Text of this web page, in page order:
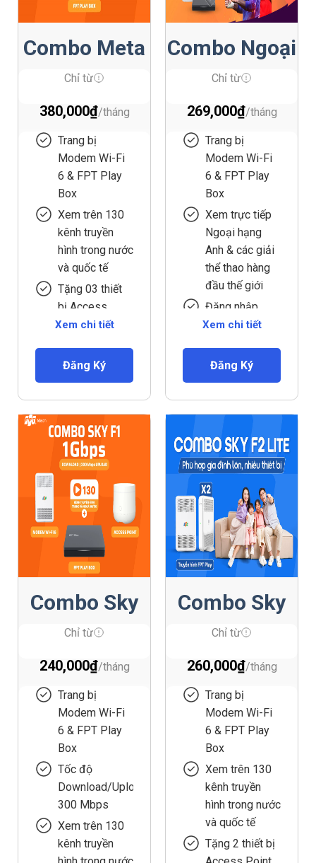
Combo Meta
F3
Chỉ từ
380,000₫
Trang bị
Modem Wi-Fi
6 & FPT Play
Box
Xem trên 130
kênh truyền
hình trong nước
và quốc tế
Tặng 03 thiết
bị Access
Point
Phù hợp cá
nhân, hộ gia
đình có từ 12
thiết bị kết nối
trở lên
Xem chi tiết
Đăng Ký
Combo Ngoại
Hạng Anh
Chỉ từ
269,000₫
Trang bị
Modem Wi-Fi
6 & FPT Play
Box
Xem trực tiếp
Ngoại hạng
Anh & các giải
thể thao hàng
đầu thế giới
Đăng nhập
không giới hạn
cùng lúc tối đa
Xem chi tiết
Đăng Ký
Combo Sky
F1
Chỉ từ
240,000₫
Trang bị
Modem Wi-Fi
6 & FPT Play
Box
Tốc độ
Download/Upload
300 Mbps
Xem trên 130
kênh truyền
Combo Sky
F2
Chỉ từ
260,000₫
Trang bị
Modem Wi-Fi
6 & FPT Play
Box
Xem trên 130
kênh truyền
hình trong nước
và quốc tế
Tặng 2 thiết bị